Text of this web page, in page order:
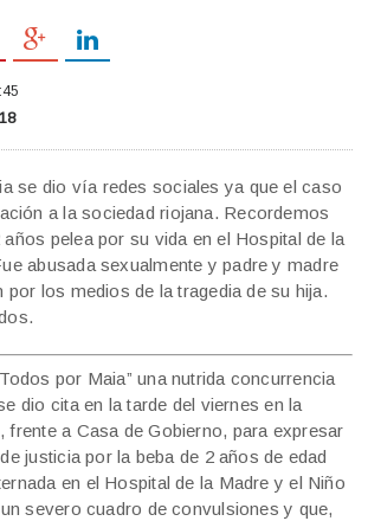
se dio vía redes sociales ya que el caso
a la sociedad riojana. Recordemos
años pelea por su vida en el Hospital de la
abusada sexualmente y padre y madre
por los medios de la tragedia de su hija.
por Maia” una nutrida concurrencia
dio cita en la tarde del viernes en la
frente a Casa de Gobierno, para expresar
justicia por la beba de 2 años de edad
en el Hospital de la Madre y el Niño
severo cuadro de convulsiones y que,